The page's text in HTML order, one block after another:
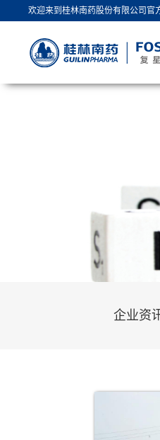
欢迎来到桂林南药股份有限公司官
企业资